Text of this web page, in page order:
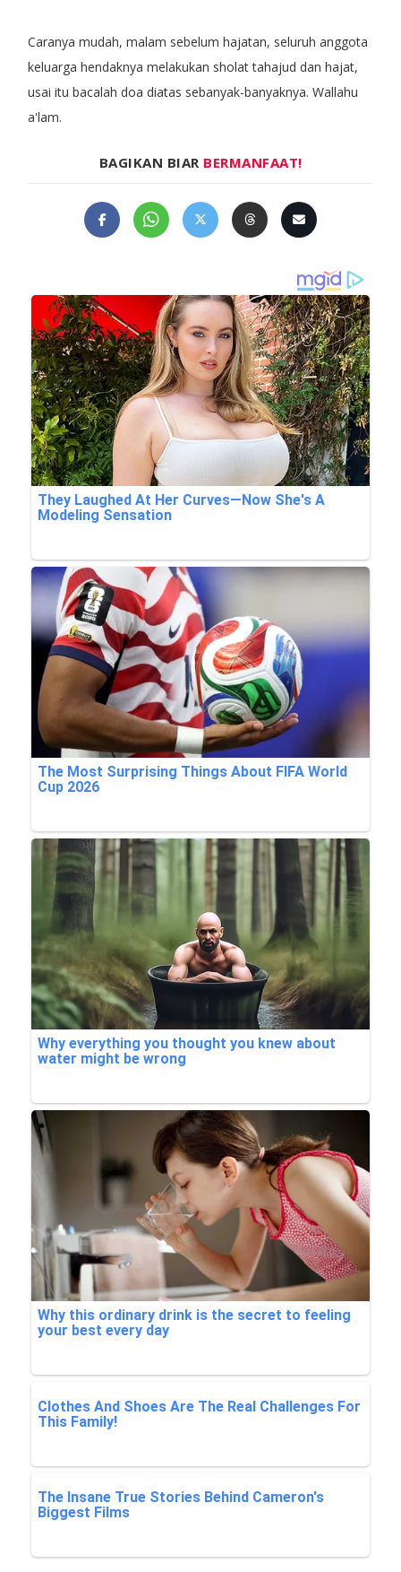
Caranya mudah, malam sebelum hajatan, seluruh anggota
keluarga hendaknya melakukan sholat tahajud dan hajat,
usai itu bacalah doa diatas sebanyak-banyaknya. Wallahu
a'lam.
BAGIKAN BIAR BERMANFAAT!